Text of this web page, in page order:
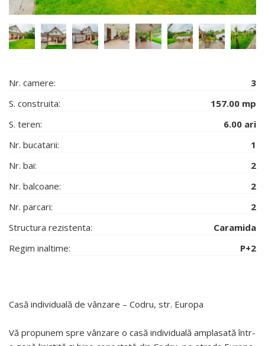
Nr. camere:
3
S. construita:
157.00 mp
S. teren:
6.00 ari
Nr. bucatarii:
1
Nr. bai:
2
Nr. balcoane:
2
Nr. parcari:
2
Structura rezistenta:
Caramida
Regim inaltime:
P+2
Casă individuală de vânzare – Codru, str. Europa
Vă propunem spre vânzare o casă individuală amplasată într-